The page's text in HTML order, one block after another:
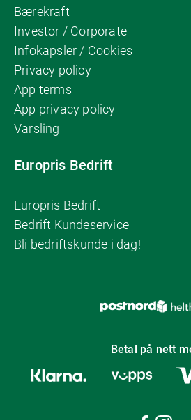
Bærekraft
Investor / Corporate
Infokapsler / Cookies
Privacy policy
App terms
App privacy policy
Varsling
Europris Bedrift
Europris Bedrift
Bedrift Kundeservice
Bli bedriftskunde i dag!
Betal på nett